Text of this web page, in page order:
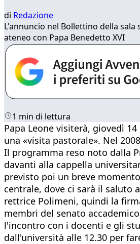
di Redazione
L'annuncio nel Bollettino della
ateneo con Papa Benedetto XVI
1 min di lettura
Papa Leone visiterà, giovedì
una «visita pastorale». Nel
Il programma reso noto dalla
davanti alla cappella
previsto poi un breve
centrale, dove ci sarà il saluto
rettrice Polimeni, quindi la
membri del senato
l'incontro con i docenti e gli
dall'università alle 12.30 per